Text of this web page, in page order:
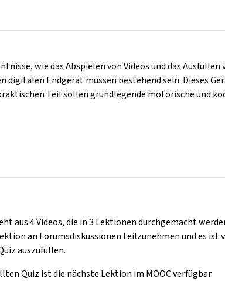
wie das Abspielen von Videos und das
digitalen Endgerät müssen bestehend sein. Dieses
Teil sollen grundlegende motorische und
aus 4 Videos, die in 3 Lektionen durchgemacht
an Forumsdiskussionen teilzunehmen und es ist
auszufüllen.
Quiz ist die nächste Lektion im MOOC verfügbar.